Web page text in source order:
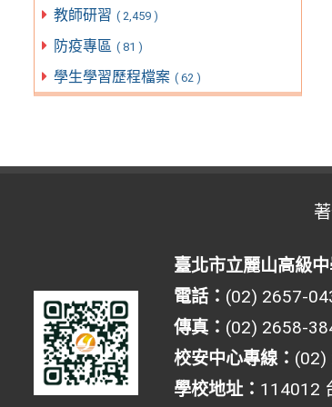
教師研習 ( 2,459 )
防疫專區 ( 81 )
學生學習歷程檔案 ( 62 )
臺北市立麗山高級
電話： (02) 2657-
傳真： (02) 2658-
校安中心專線： (02)
學校地址： 114012